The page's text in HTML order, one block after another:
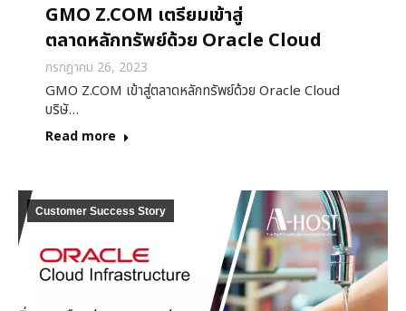
GMO Z.COM เตรียมเข้าสู่
ตลาดหลักทรัพย์ด้วย Oracle Cloud
กรกฎาคม 26, 2023
GMO Z.COM เข้าสู่ตลาดหลักทรัพย์ด้วย Oracle Cloud
บริษั…
Read more
Customer Success Story